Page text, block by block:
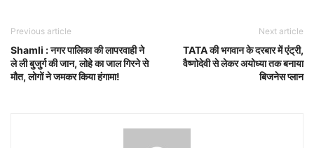
Previous article
Shamli : नगर पालिका की लापरवाही ने
ले ली बुजुर्ग की जान, लोहे का जाल गिरने से
मौत, लोगों ने जमकर किया हंगामा!
Next article
TATA की भगवान के दरबार में एंट्री,
वैष्णोदेवी से लेकर अयोध्या तक बनाया
बिजनेस प्लान